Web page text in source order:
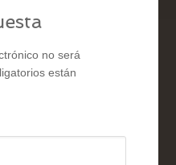
no será
están